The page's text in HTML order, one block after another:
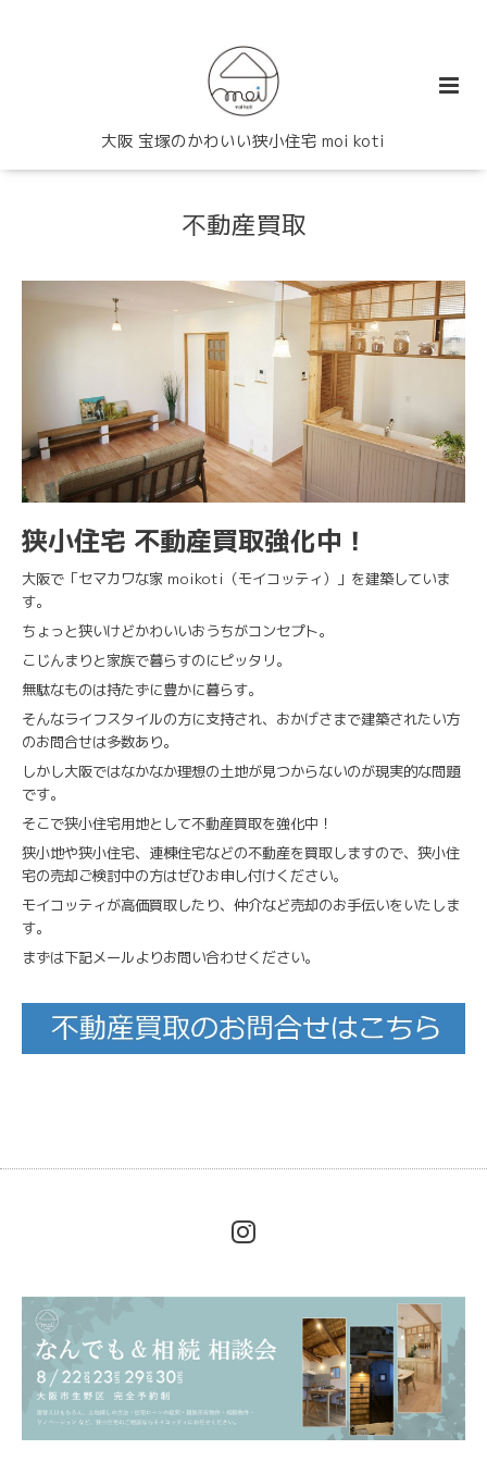
大阪 宝塚のかわいい狭小住宅 moi koti
不動産買取
狭小住宅 不動産買取強化中！
大阪で「セマカワな家 moikoti（モイコッティ）」を建築していま
す。
ちょっと狭いけどかわいいおうちがコンセプト。
こじんまりと家族で暮らすのにピッタリ。
無駄なものは持たずに豊かに暮らす。
そんなライフスタイルの方に支持され、おかげさまで建築されたい方
のお問合せは多数あり。
しかし大阪ではなかなか理想の土地が見つからないのが現実的な問題
です。
そこで狭小住宅用地として不動産買取を強化中！
狭小地や狭小住宅、連棟住宅などの不動産を買取しますので、狭小住
宅の売却ご検討中の方はぜひお申し付けください。
モイコッティが高価買取したり、仲介など売却のお手伝いをいたしま
す。
まずは下記メールよりお問い合わせください。